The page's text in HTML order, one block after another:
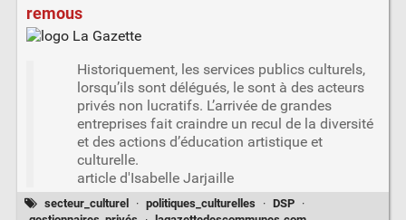
remous
Historiquement, les services publics culturels,
lorsqu’ils sont délégués, le sont à des acteurs
privés non lucratifs. L’arrivée de grandes
entreprises fait craindre un recul de la diversité
et des actions d’éducation artistique et
culturelle.
article d'Isabelle Jarjaille
secteur_culturel · politiques_culturelles · DSP ·